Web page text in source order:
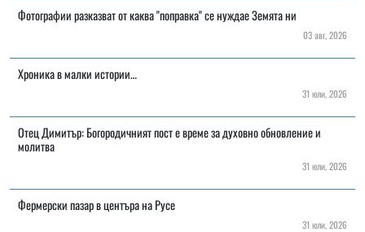
Фотографии разказват от каква "поправка" се нуждае Земята ни
03 авг, 2026
Хроника в малки истории…
31 юли, 2026
Отец Димитър: Богородичният пост е време за духовно обновление и
молитва
31 юли, 2026
Фермерски пазар в центъра на Русе
31 юли, 2026